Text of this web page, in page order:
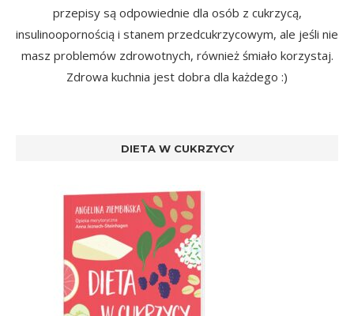
przepisy są odpowiednie dla osób z cukrzycą,
insulinoopornością i stanem przedcukrzycowym, ale jeśli nie
masz problemów zdrowotnych, również śmiało korzystaj.
Zdrowa kuchnia jest dobra dla każdego :)
DIETA W CUKRZYCY